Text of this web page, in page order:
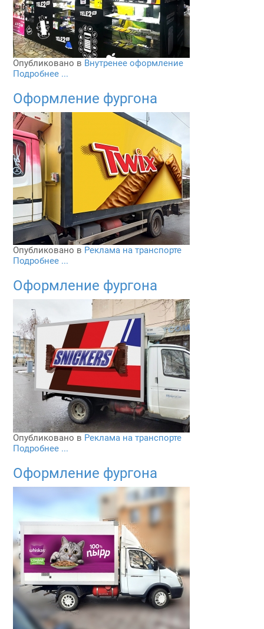
Опубликовано в Внутренее оформление
Подробнее ...
Оформление фургона
Опубликовано в Реклама на транспорте
Подробнее ...
Оформление фургона
Опубликовано в Реклама на транспорте
Подробнее ...
Оформление фургона